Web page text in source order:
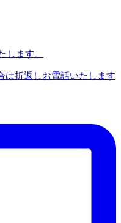
ます。
は折返しお電話いたします